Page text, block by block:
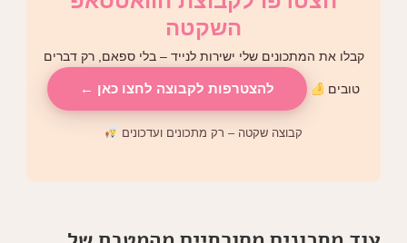
השקטה
קבלו את המתכונים שלי ישירות לנייד – בלי ספאם, רק דברים
טובים להצטרפות לקבוצה לחצו כאן ←
קבוצה שקטה – רק מתכונים ועדכונים